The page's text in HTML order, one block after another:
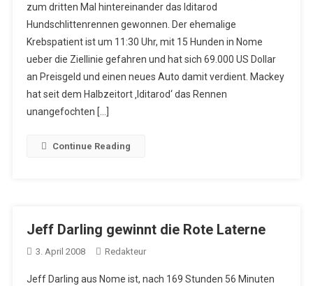
zum dritten Mal hintereinander das Iditarod
Hundschlittenrennen gewonnen. Der ehemalige
Krebspatient ist um 11:30 Uhr, mit 15 Hunden in Nome
ueber die Ziellinie gefahren und hat sich 69.000 US Dollar
an Preisgeld und einen neues Auto damit verdient. Mackey
hat seit dem Halbzeitort ‚Iditarod‘ das Rennen
unangefochten […]
Continue Reading
Jeff Darling gewinnt die Rote Laterne
3. April 2008 Redakteur
Jeff Darling aus Nome ist, nach 169 Stunden 56 Minuten